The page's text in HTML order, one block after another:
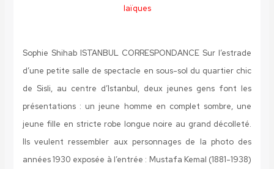
laïques
Sophie Shihab ISTANBUL CORRESPONDANCESur l’estrade
d’une petite salle de spectacle en sous-sol du quartier chic
de Sisli, au centre d’Istanbul, deux jeunes gens font les
présentations : un jeune homme en complet sombre, une
jeune fille en stricte robe longue noire au grand décolleté.
Ils veulent ressembler aux personnages de la photo des
années 1930 exposée à l’entrée : Mustafa Kemal (1881-1938)